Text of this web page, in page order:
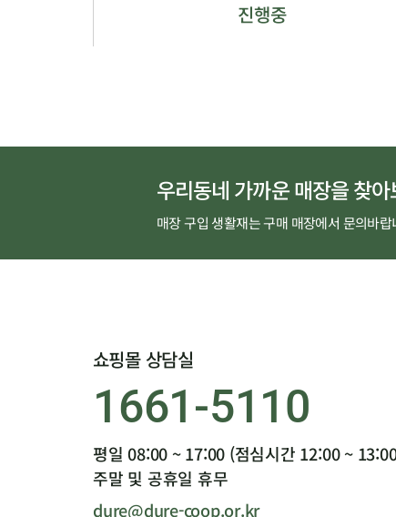
진행중
우리동네 가까운 매장을 찾
매장 구입 생활재는 구매 매장에서 문의바랍
쇼핑몰 상담실
1661-5110
평일 08:00 ~ 17:00 (점심시간 12:00 ~
주말 및 공휴일 휴무
dure@dure-coop.or.kr